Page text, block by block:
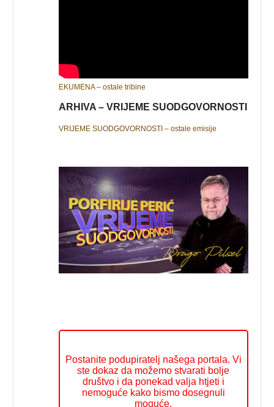
EKUMENA – ostale tribine
ARHIVA – VRIJEME SUODGOVORNOSTI
VRIJEME SUODGOVORNOSTI – ostale emisije
Postanite podupiratelj našega portala. Vi
ste dokaz da možemo stvarati bolje
društvo i da ponekad valja htjeti i
nemoguće kako bismo dosegnuli
moguće.